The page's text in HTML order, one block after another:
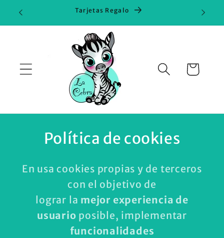
directamente
al contenido
Tarjetas Regalo
Carrito
Política de cookies
En usa cookies propias y de terceros
con el objetivo de
lograr la mejor experiencia de
usuario posible, implementar
funcionalidades